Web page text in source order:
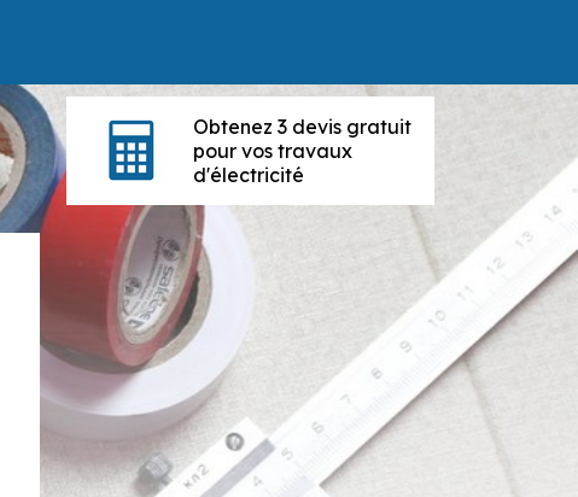
Obtenez 3 devis gratuit
pour vos travaux
d'électricité